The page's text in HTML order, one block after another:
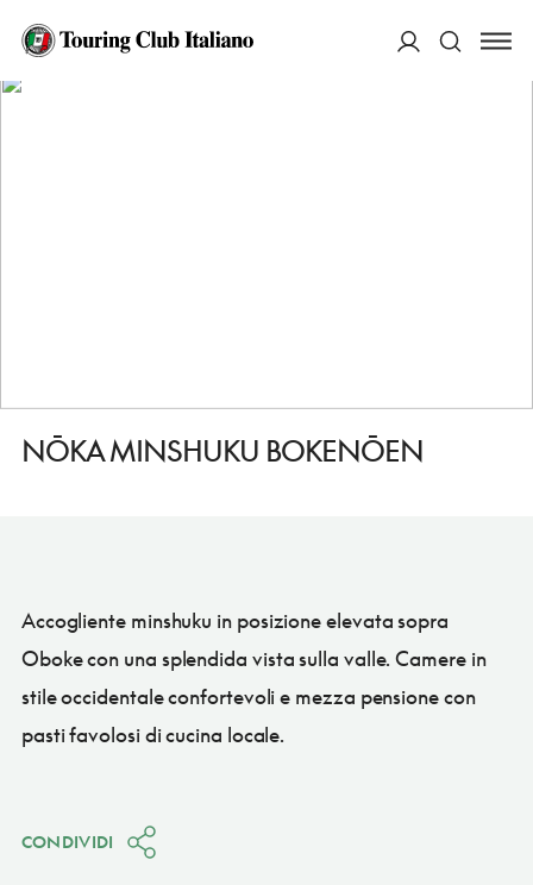
HOME
NŌKA MINSHUKU BOKENŌEN
NŌKA MINSHUKU BOKENŌEN
Accogliente minshuku in posizione elevata sopra
Oboke con una splendida vista sulla valle. Camere in
stile occidentale confortevoli e mezza pensione con
pasti favolosi di cucina locale.
CONDIVIDI